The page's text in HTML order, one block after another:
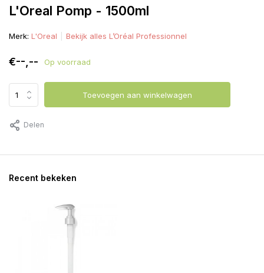
L'Oreal Pomp - 1500ml
Merk: L'Oreal Bekijk alles L’Oréal Professionnel
€--,-- Op voorraad
Toevoegen aan winkelwagen
Delen
Recent bekeken